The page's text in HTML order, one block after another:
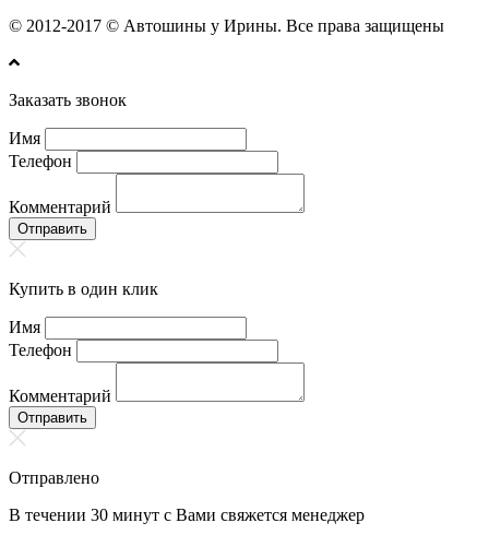
© 2012-2017 © Автошины у Ирины. Все права защищены
Заказать звонок
Имя
Телефон
Комментарий
Отправить
Купить в один клик
Имя
Телефон
Комментарий
Отправить
Отправлено
В течении 30 минут с Вами свяжется менеджер